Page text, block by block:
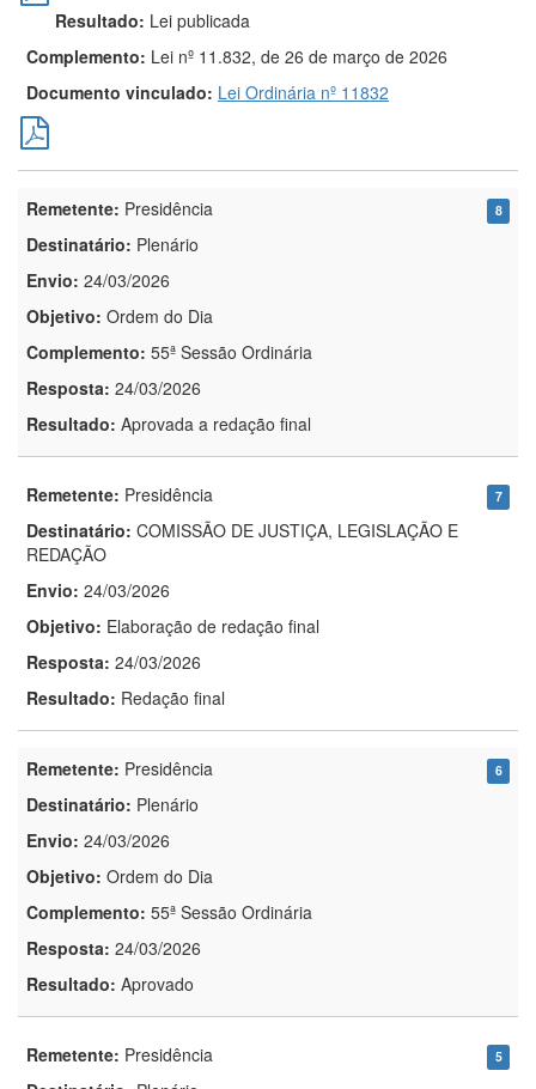
Resultado: Lei publicada
Complemento: Lei nº 11.832, de 26 de março de 2026
Documento vinculado: Lei Ordinária nº 11832
8
Remetente: Presidência
Destinatário: Plenário
Envio: 24/03/2026
Objetivo: Ordem do Dia
Complemento: 55ª Sessão Ordinária
Resposta: 24/03/2026
Resultado: Aprovada a redação final
7
Remetente: Presidência
Destinatário: COMISSÃO DE JUSTIÇA, LEGISLAÇÃO E
REDAÇÃO
Envio: 24/03/2026
Objetivo: Elaboração de redação final
Resposta: 24/03/2026
Resultado: Redação final
6
Remetente: Presidência
Destinatário: Plenário
Envio: 24/03/2026
Objetivo: Ordem do Dia
Complemento: 55ª Sessão Ordinária
Resposta: 24/03/2026
Resultado: Aprovado
5
Remetente: Presidência